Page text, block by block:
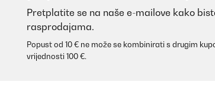
PREGLED 06/05/2025
Pretplatite se na naše e-mailove kako
rasprodajama.
Popust od 10 € ne može se kombinirati s drugim
vrijednosti 100 €.